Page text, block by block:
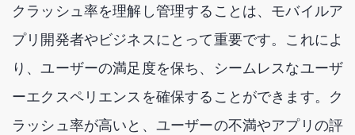
クラッシュ率を理解し管理することは、モバイルア
プリ開発者やビジネスにとって重要です。これによ
り、ユーザーの満足度を保ち、シームレスなユーザ
ーエクスペリエンスを確保することができます。ク
ラッシュ率が高いと、ユーザーの不満やアプリの評